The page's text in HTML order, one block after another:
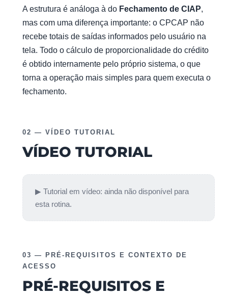
A estrutura é análoga à do Fechamento de CIAP,
mas com uma diferença importante: o CPCAP não
recebe totais de saídas informados pelo usuário na
tela. Todo o cálculo de proporcionalidade do crédito
é obtido internamente pelo próprio sistema, o que
torna a operação mais simples para quem executa o
fechamento.
02 — VÍDEO TUTORIAL
VÍDEO TUTORIAL
▶ Tutorial em vídeo: ainda não disponível para
esta rotina.
03 — PRÉ-REQUISITOS E CONTEXTO DE
ACESSO
PRÉ-REQUISITOS E